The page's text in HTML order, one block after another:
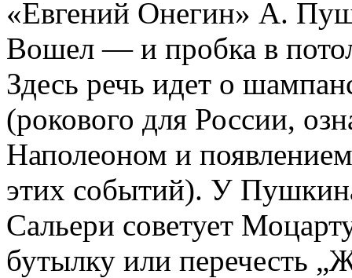
«Евгений Онегин» А.
Вошел — и пробка в
Здесь речь идет о
(рокового для России,
Наполеоном и
этих событий). У
Сальери советует
бутылку или перечесть